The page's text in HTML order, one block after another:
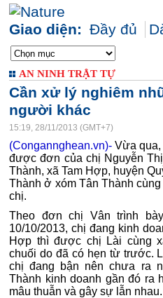
Giao diện: Đầy đủ
AN NINH TRẬT TỰ
Cần xử lý nghiêm
người khác
15:19, 28/11/2013 (GMT+7)
(Congannghean.vn)- Vừa qua,
được đơn của chị Nguyễn
Thành, xã Tam Hợp, huyện
Thành ở xóm Tân Thành
chị.
Theo đơn chị Vân trình
10/10/2013, chị đang kinh
Hợp thì được chị Lài cùng
chuối do đã có hẹn từ trước.
chị đang bận nên chưa ra
Thành kinh doanh gần đó ra
mâu thuẫn và gây sự lẫn nhau.